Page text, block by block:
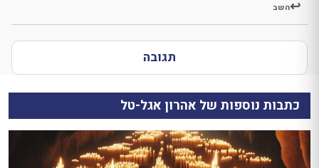
השב
תגובה
כתבות נוספות של אהרון אגל-טל